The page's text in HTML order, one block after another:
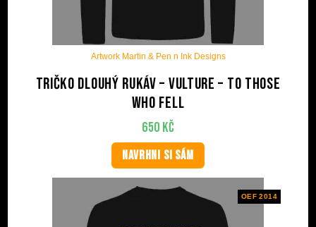
Artwork Martin & Pen n Ink Designs
Tričko dlouhý rukáv – Vulture – To Those
Who Fell
650 Kč
NAVRHNI SI SÁM
OEF 2014